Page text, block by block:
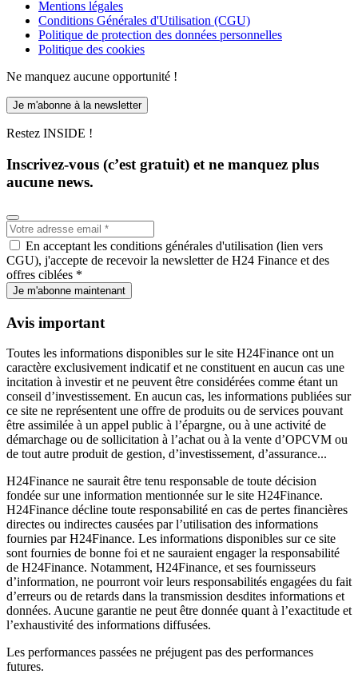
Mentions légales
Conditions Générales d'Utilisation (CGU)
Politique de protection des données personnelles
Politique des cookies
Ne manquez aucune opportunité !
Je m'abonne à la newsletter
Restez INSIDE !
Inscrivez-vous (c’est gratuit) et ne manquez plus
aucune news.
En acceptant les conditions générales d'utilisation (lien vers
CGU), j'accepte de recevoir la newsletter de H24 Finance et des
offres ciblées *
Je m'abonne maintenant
Avis important
Toutes les informations disponibles sur le site H24Finance ont un
caractère exclusivement indicatif et ne constituent en aucun cas une
incitation à investir et ne peuvent être considérées comme étant un
conseil d’investissement. En aucun cas, les informations publiées sur
ce site ne représentent une offre de produits ou de services pouvant
être assimilée à un appel public à l’épargne, ou à une activité de
démarchage ou de sollicitation à l’achat ou à la vente d’OPCVM ou
de tout autre produit de gestion, d’investissement, d’assurance...
H24Finance ne saurait être tenu responsable de toute décision
fondée sur une information mentionnée sur le site H24Finance.
H24Finance décline toute responsabilité en cas de pertes financières
directes ou indirectes causées par l’utilisation des informations
fournies par H24Finance. Les informations disponibles sur ce site
sont fournies de bonne foi et ne sauraient engager la responsabilité
de H24Finance. Notamment, H24Finance, et ses fournisseurs
d’information, ne pourront voir leurs responsabilités engagées du fait
d’erreurs ou de retards dans la transmission desdites informations et
données. Aucune garantie ne peut être donnée quant à l’exactitude et
l’exhaustivité des informations diffusées.
Les performances passées ne préjugent pas des performances
futures.